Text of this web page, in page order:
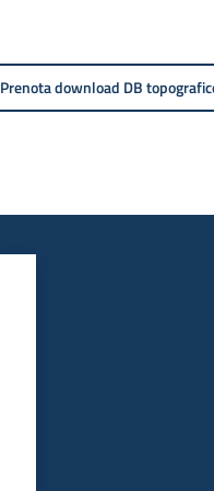
Prenota download DB